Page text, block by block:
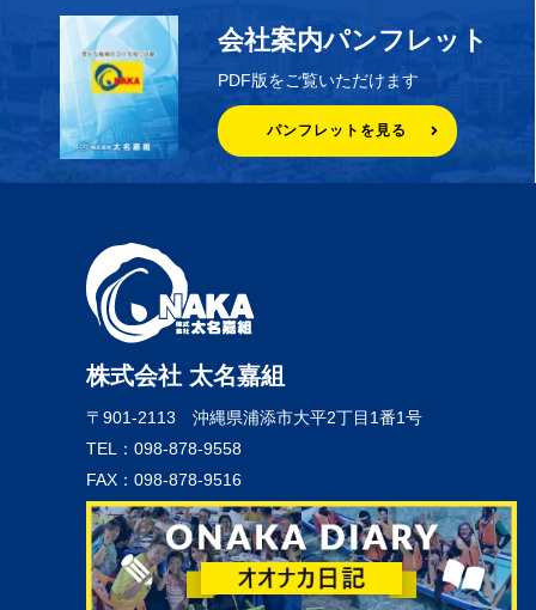
会社案内パンフレット
PDF版をご覧いただけます
パンフレットを見る
株式会社 太名嘉組
〒901-2113 沖縄県浦添市大平2丁目1番1号
TEL：098-878-9558
FAX：098-878-9516